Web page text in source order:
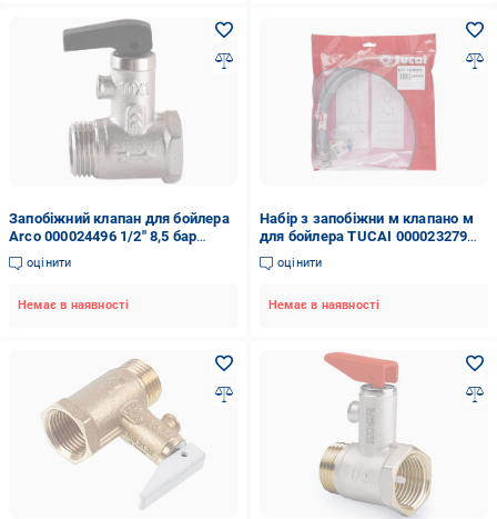
Запобіжний клапан для бойлера
Arco 000024496 1/2" 8,5 бар
(147982)
оцінити
Немає в наявності
Набір з запобіжни м клапано м
для бойлера TUCAI 000023279
1/2" 8,5 бар (125987)
оцінити
Немає в наявності